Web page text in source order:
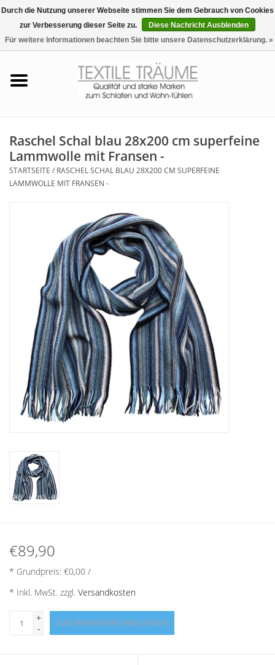
0 Artikel - €0,00
Tag & Nachtwäsche
Badezimmer & Sauna
Haus-Bademäntel
Plaids, Decken, Kissen
Mode & Accessoires
Edles aus Cashmere
Tisch & Küche
Geschenkideen und
Gutscheine
Angebote
Info-Service
Geprüfter Webshop
Raschel Schal blau 28x200 cm superfeine
Lammwolle mit Fransen -
STARTSEITE / RASCHEL SCHAL BLAU 28X200 CM SUPERFEINE
LAMMWOLLE MIT FRANSEN -
€89,90
* Grundpreis: €0,00 /
* Inkl. MwSt. zzgl. Versandkosten
+
-
ZUM WARENKORB HINZUFÜGEN
Durch die Nutzung unserer Webseite stimmen Sie dem Gebrauch von Cookies
zur Verbesserung dieser Seite zu.
Diese Nachricht Ausblenden
Für weitere Informationen beachten Sie bitte unsere Datenschutzerklärung. »